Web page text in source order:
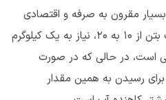
مقرون به صرفه و اقتصادی
است؛ مثلاً برای افزایش اسلامپ بتن از 10 به 20، نیاز به یک کیلوگرم
است، در حالی که در صورت
رسیدن به همین مقدار